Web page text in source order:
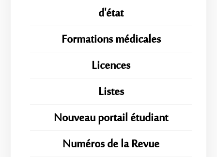
d'état
Formations médicales
Licences
Listes
Nouveau portail étudiant
Numéros de la Revue